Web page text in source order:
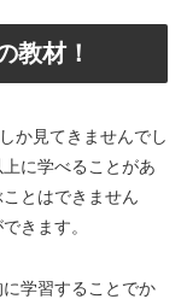
教材！
か見てきませんでし
に学べることがあ
とはできません
きます。
学習することでか